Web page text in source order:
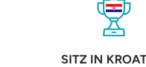
SITZ IN